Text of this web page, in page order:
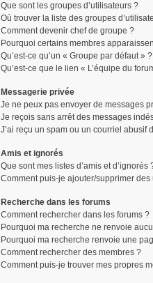
Que sont les groupes d’utilisateurs ?
Où trouver la liste des groupes
Comment devenir chef de groupe ?
Pourquoi certains membres
Qu’est-ce qu’un « Groupe par défaut » ?
Qu’est-ce que le lien « L’équipe du
Messagerie privée
Je ne peux pas envoyer de messages
Je reçois sans arrêt des messages
J’ai reçu un spam ou un courriel abusif
Amis et ignorés
Que sont mes listes d’amis et d’ignorés
Comment puis-je ajouter/supprimer des
Recherche dans les forums
Comment rechercher dans les forums ?
Pourquoi ma recherche ne renvoie
Pourquoi ma recherche renvoie une
Comment rechercher des membres ?
Comment puis-je trouver mes propres